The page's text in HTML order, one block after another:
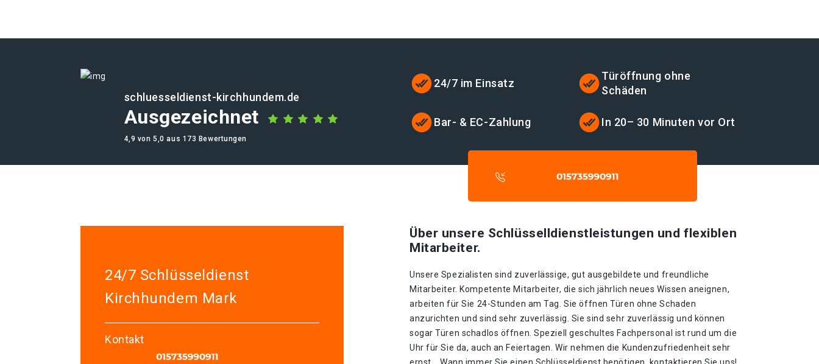
schluesseldienst-kirchhundem.de
Ausgezeichnet
4,9 von 5,0 aus 173 Bewertungen
24/7 im Einsatz
Türöffnung ohne
Schäden
Bar- & EC-Zahlung In 20– 30 Minuten vor Ort
24/7 Schlüsseldienst
Kirchhundem Mark
Kontakt
Über unsere Schlüsselldienstleistungen und flexiblen
Mitarbeiter.
Unsere Spezialisten sind zuverlässige, gut ausgebildete und freundliche
Mitarbeiter. Kompetente Mitarbeiter, die sich jährlich neues Wissen aneignen,
arbeiten für Sie 24-Stunden am Tag. Sie öffnen Türen ohne Schaden
anzurichten und sind sehr zuverlässig. Sie sind sehr zuverlässig und können
sogar Türen schadlos öffnen. Speziell geschultes Fachpersonal ist rund um die
Uhr für Sie da, auch an Feiertagen. Wir nehmen die Kundenzufriedenheit sehr